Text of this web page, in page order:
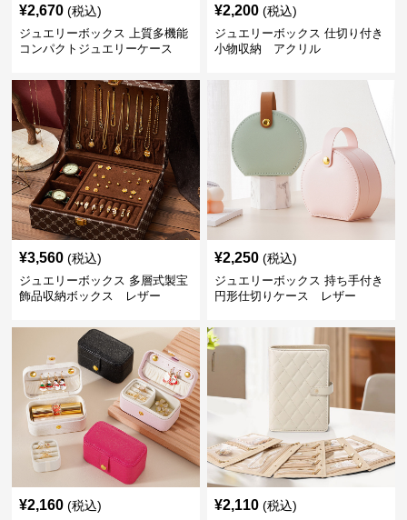
¥2,670 (税込)
ジュエリーボックス 上質多機能
コンパクトジュエリーケース
¥2,200 (税込)
ジュエリーボックス 仕切り付き
小物収納 アクリル
¥3,560 (税込)
ジュエリーボックス 多層式製宝
飾品収納ボックス レザー
¥2,250 (税込)
ジュエリーボックス 持ち手付き
円形仕切りケース レザー
¥2,160 (税込) ¥2,110 (税込)